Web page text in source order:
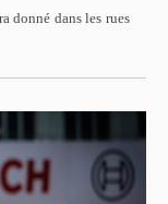
donné dans les rues